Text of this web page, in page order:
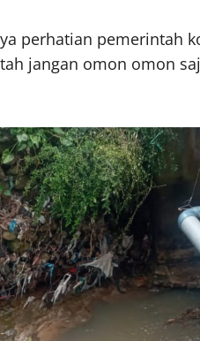
perhatian pemerintah
jangan omon omon